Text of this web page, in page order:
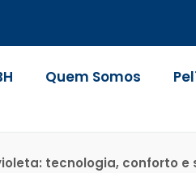
Quem Somos
tecnologia, conforto